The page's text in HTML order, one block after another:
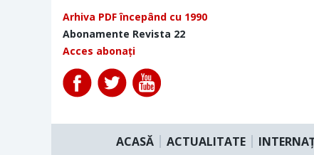
Arhiva PDF începând cu 1990
Abonamente Revista 22
Acces abonați
ACASĂ ACTUALITATE